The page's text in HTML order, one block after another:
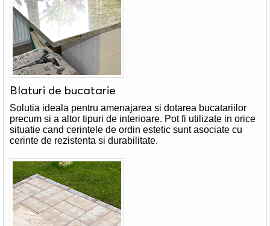
Blaturi de bucatarie
Solutia ideala pentru amenajarea si dotarea bucatariilor
precum si a altor tipuri de interioare. Pot fi utilizate in orice
situatie cand cerintele de ordin estetic sunt asociate cu
cerinte de rezistenta si durabilitate.